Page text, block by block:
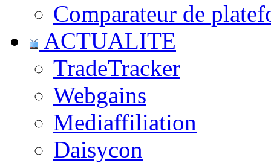
Comparateur de
ACTUALITE
TradeTracker
Webgains
Mediaffiliation
Daisycon